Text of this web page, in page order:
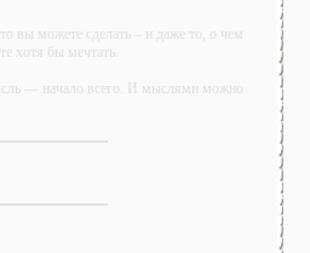
вы можете сделать – и даже то, о чем
хотя бы мечтать.
— начало всего. И мыслями можно